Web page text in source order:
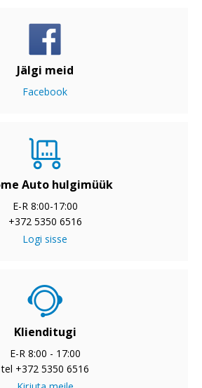
Jälgi meid
Facebook
Auto hulgimüük
E-R 8:00-17:00
+372 5350 6516
Logi sisse
Klienditugi
E-R 8:00 - 17:00
tel +372 5350 6516